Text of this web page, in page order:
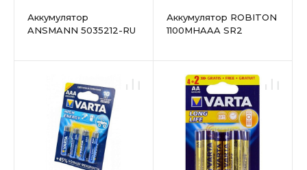
Аккумулятор
ANSMANN 5035212-RU
Аккумулятор ROBITON
1100MHAAA SR2